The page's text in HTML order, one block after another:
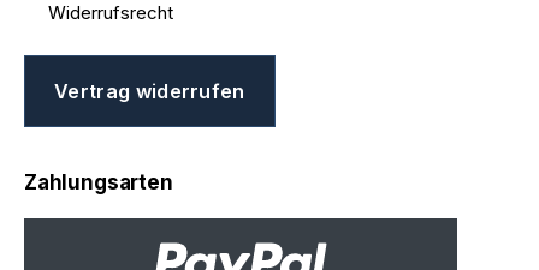
Widerrufsrecht
Vertrag widerrufen
Zahlungsarten